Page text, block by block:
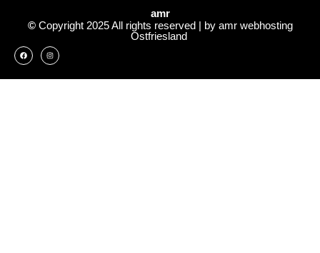
amr
© Copyright 2025 All rights reserved | by amr webhosting
Ostfriesland